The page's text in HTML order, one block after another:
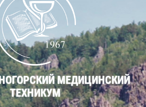
МЕДИЦИНСКИЙ
ТЕХНИКУМ